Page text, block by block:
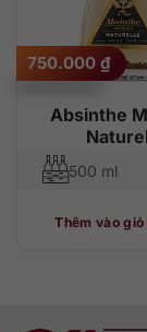
Absinthe
750.000 ₫
500 ml
Thêm vào giỏ